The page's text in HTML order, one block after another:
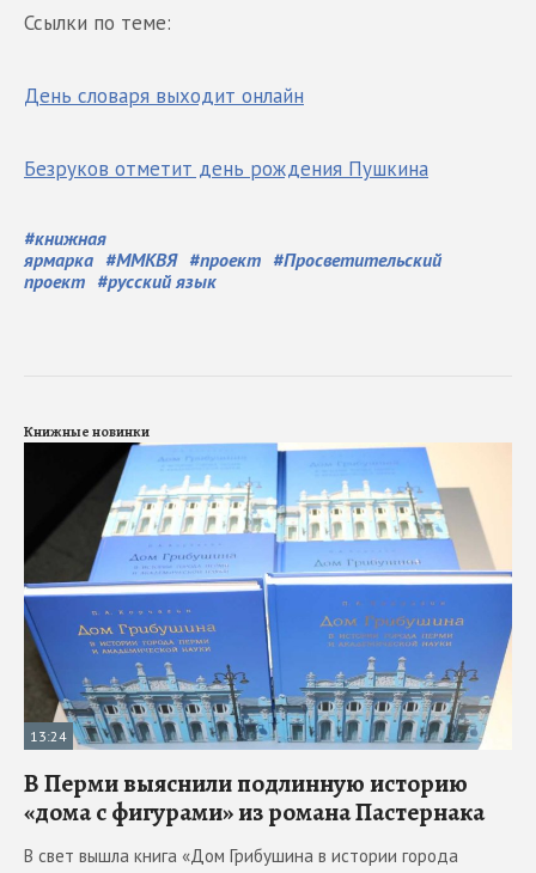
Ссылки по теме:
День словаря выходит онлайн
Безруков отметит день рождения Пушкина
#книжная
ярмарка #ММКВЯ #проект #Просветительский
проект #русский язык
Книжные новинки
13:24
В Перми выяснили подлинную историю
«дома с фигурами» из романа Пастернака
В свет вышла книга «Дом Грибушина в истории города